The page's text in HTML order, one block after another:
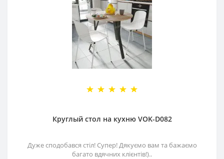
Круглый стол на кухню VOK-D082
Дуже сподобався стіл! Супер! Дякуємо вам та бажаємо
багато вдячних клієнтів!)..